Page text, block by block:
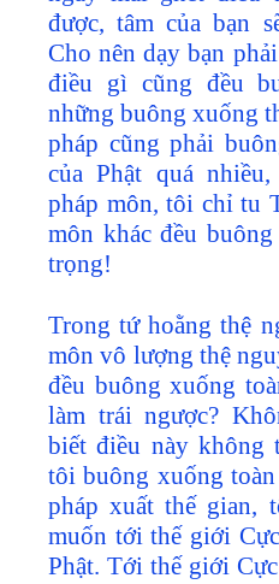
được, tâm của bạn
Cho nên dạy bạn
điều gì cũng đều
những buông xuống
pháp cũng phải
của Phật quá
pháp môn, tôi chỉ tu
môn khác đều
trọng!
Trong tứ hoằng thệ
môn vô lượng thệ
đều buông xuống
làm trái ngược?
biết điều này không
tôi buông xuống
pháp xuất thế gian,
muốn tới thế giới
Phật. Tới thế giới